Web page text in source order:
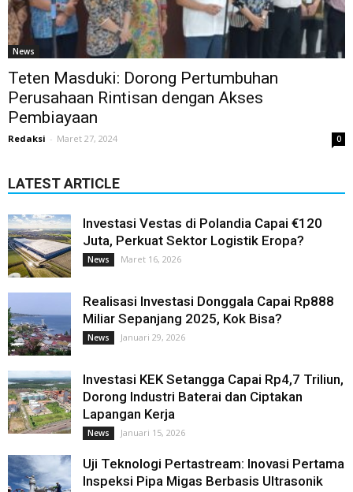
News
Teten Masduki: Dorong Pertumbuhan
Perusahaan Rintisan dengan Akses
Pembiayaan
Redaksi - Maret 27, 2024 0
LATEST ARTICLE
Investasi Vestas di Polandia Capai €120
Juta, Perkuat Sektor Logistik Eropa?
News Maret 16, 2026
Realisasi Investasi Donggala Capai Rp888
Miliar Sepanjang 2025, Kok Bisa?
News Januari 29, 2026
Investasi KEK Setangga Capai Rp4,7 Triliun,
Dorong Industri Baterai dan Ciptakan
Lapangan Kerja
News Januari 15, 2026
Uji Teknologi Pertastream: Inovasi Pertama
Inspeksi Pipa Migas Berbasis Ultrasonik